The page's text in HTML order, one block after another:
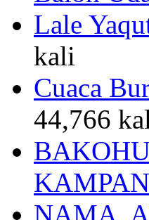
Lale
kali
Cuaca
44,766